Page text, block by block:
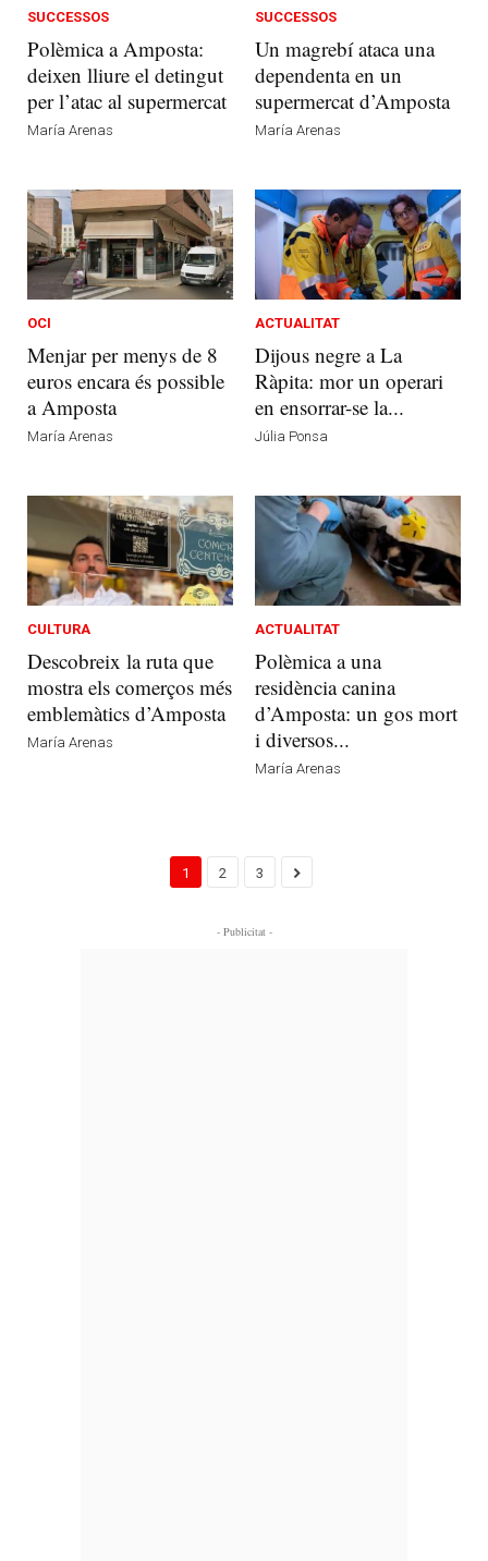
SUCCESSOS
Polèmica a Amposta:
deixen lliure el detingut
per l’atac al supermercat
María Arenas
SUCCESSOS
Un magrebí ataca una
dependenta en un
supermercat d’Amposta
María Arenas
OCI
Menjar per menys de 8
euros encara és possible
a Amposta
María Arenas
ACTUALITAT
Dijous negre a La
Ràpita: mor un operari
en ensorrar-se la...
Júlia Ponsa
CULTURA
Descobreix la ruta que
mostra els comerços més
emblemàtics d’Amposta
María Arenas
ACTUALITAT
Polèmica a una
residència canina
d’Amposta: un gos mort
i diversos...
María Arenas
1 2 3
- Publicitat -